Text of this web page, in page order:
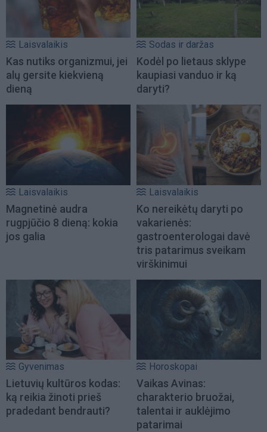
Laisvalaikis
Kas nutiks organizmui, jei
alų gersite kiekvieną
dieną
Sodas ir daržas
Kodėl po lietaus sklype
kaupiasi vanduo ir ką
daryti?
Laisvalaikis
Magnetinė audra
rugpjūčio 8 dieną: kokia
jos galia
Laisvalaikis
Ko nereikėtų daryti po
vakarienės:
gastroenterologai davė
tris patarimus sveikam
virškinimui
Gyvenimas
Lietuvių kultūros kodas:
ką reikia žinoti prieš
pradedant bendrauti?
Horoskopai
Vaikas Avinas:
charakterio bruožai,
talentai ir auklėjimo
patarimai